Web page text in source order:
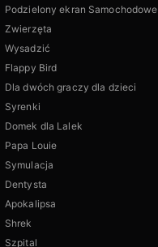
Podzielony ekran Samochodowe
Zwierzęta
Wysadzić
Flappy Bird
Dla dwóch graczy dla dzieci
Syrenki
Domek dla Lalek
Papa Louie
Symulacja
Dentysta
Apokalipsa
Shrek
Szpital